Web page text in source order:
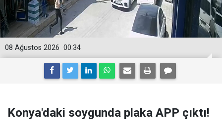
00:34
08 Ağustos 2026
Konya'daki soygunda plaka APP çıktı!